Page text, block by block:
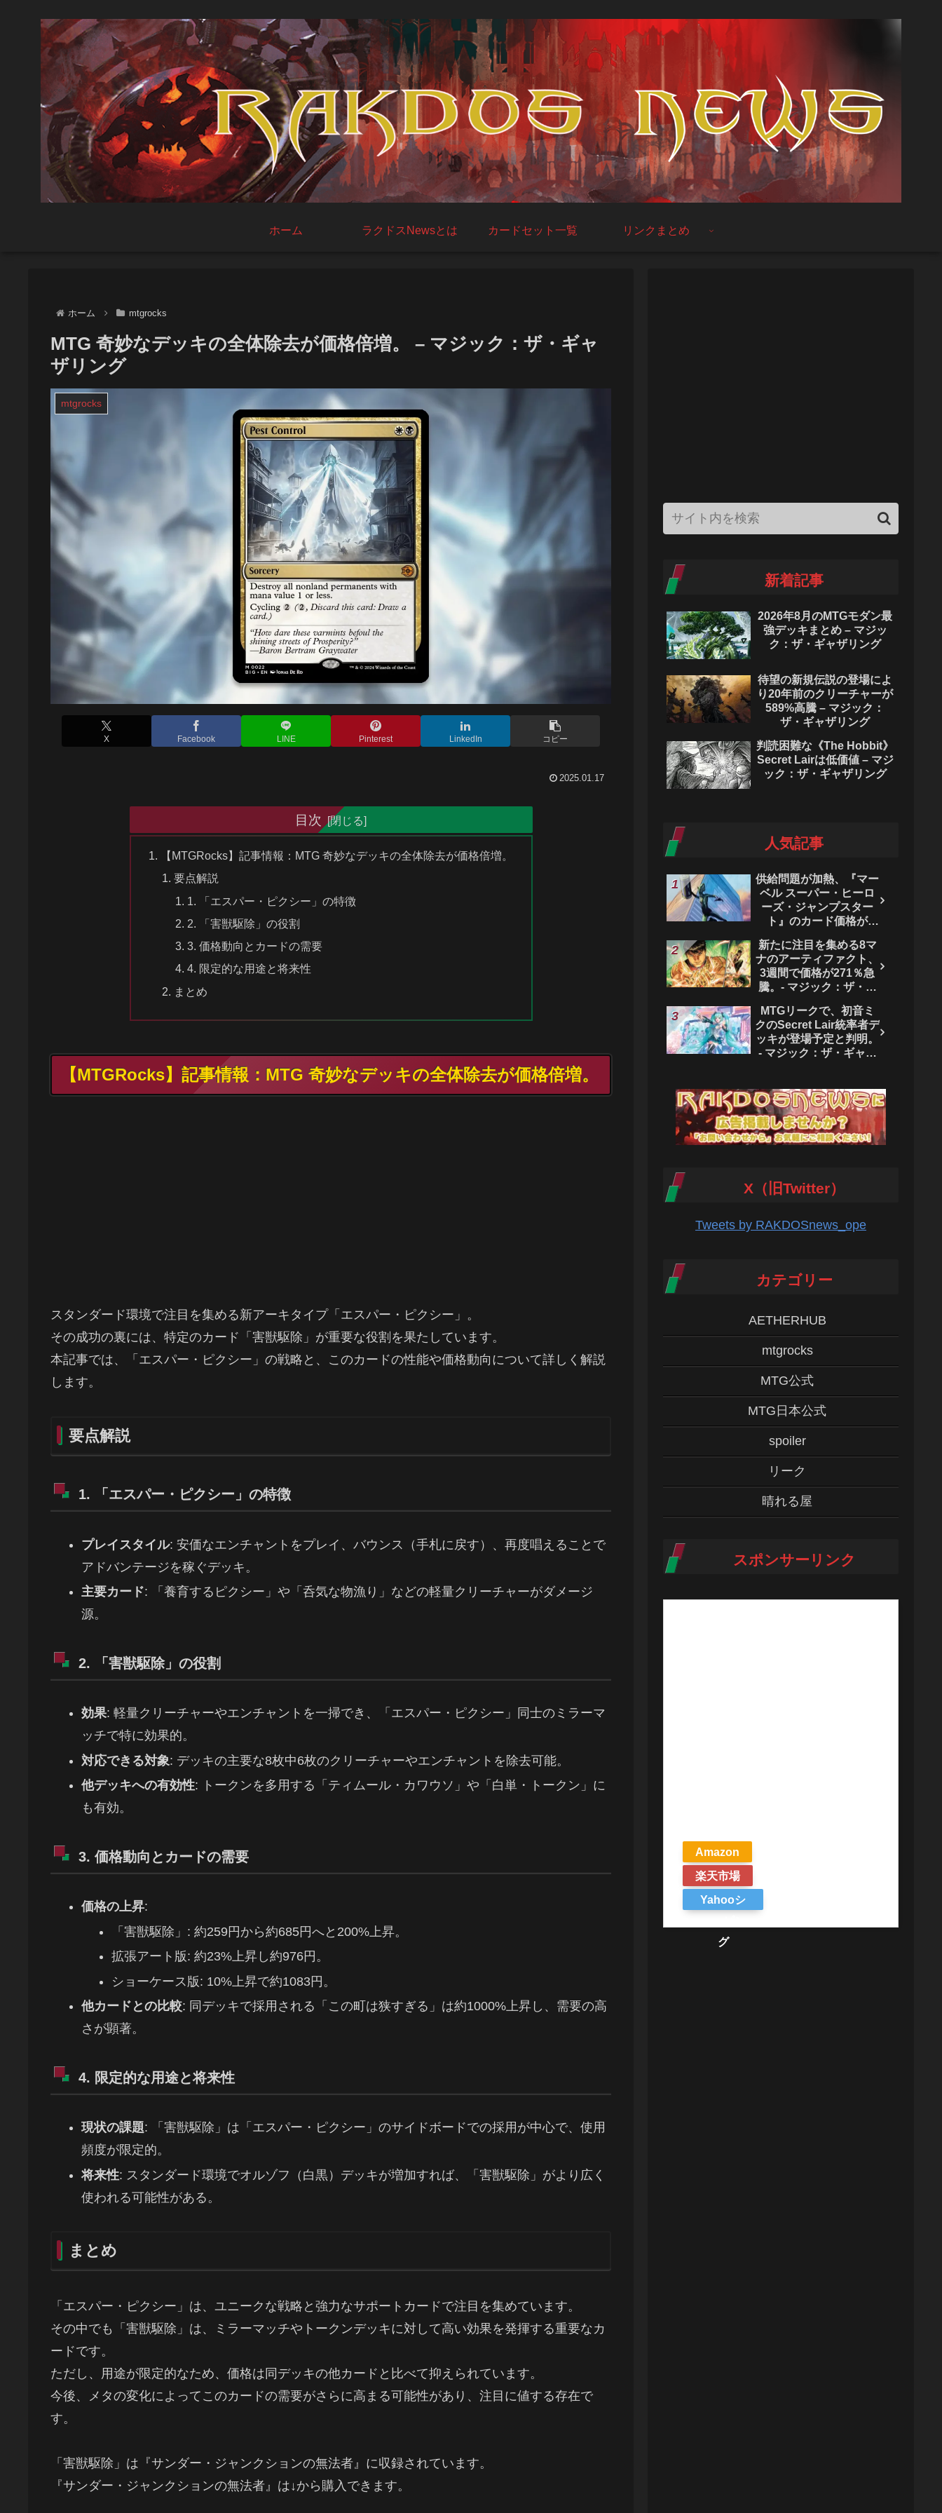
ホーム ラクドスNewsとは カードセット一覧 リンクまとめ
ホーム mtgrocks
MTG 奇妙なデッキの全体除去が価格倍増。 – マジック：ザ・ギャ
ザリング
mtgrocks
X Facebook LINE Pinterest LinkedIn コピー
2025.01.17
目次
【MTGRocks】記事情報：MTG 奇妙なデッキの全体除去が価格倍増。
要点解説
1. 「エスパー・ピクシー」の特徴
2. 「害獣駆除」の役割
3. 価格動向とカードの需要
4. 限定的な用途と将来性
まとめ
【MTGRocks】記事情報：MTG 奇妙なデッキの全体除去が価格倍増。
スタンダード環境で注目を集める新アーキタイプ「エスパー・ピクシー」。
その成功の裏には、特定のカード「害獣駆除」が重要な役割を果たしています。
本記事では、「エスパー・ピクシー」の戦略と、このカードの性能や価格動向について詳しく解説
します。
要点解説
1. 「エスパー・ピクシー」の特徴
プレイスタイル: 安価なエンチャントをプレイ、バウンス（手札に戻す）、再度唱えることで
アドバンテージを稼ぐデッキ。
主要カード: 「養育するピクシー」や「呑気な物漁り」などの軽量クリーチャーがダメージ
源。
2. 「害獣駆除」の役割
効果: 軽量クリーチャーやエンチャントを一掃でき、「エスパー・ピクシー」同士のミラーマ
ッチで特に効果的。
対応できる対象: デッキの主要な8枚中6枚のクリーチャーやエンチャントを除去可能。
他デッキへの有効性: トークンを多用する「ティムール・カワウソ」や「白単・トークン」に
も有効。
3. 価格動向とカードの需要
価格の上昇:
「害獣駆除」: 約259円から約685円へと200%上昇。
拡張アート版: 約23%上昇し約976円。
ショーケース版: 10%上昇で約1083円。
他カードとの比較: 同デッキで採用される「この町は狭すぎる」は約1000%上昇し、需要の高
さが顕著。
4. 限定的な用途と将来性
現状の課題: 「害獣駆除」は「エスパー・ピクシー」のサイドボードでの採用が中心で、使用
頻度が限定的。
将来性: スタンダード環境でオルゾフ（白黒）デッキが増加すれば、「害獣駆除」がより広く
使われる可能性がある。
まとめ
「エスパー・ピクシー」は、ユニークな戦略と強力なサポートカードで注目を集めています。
その中でも「害獣駆除」は、ミラーマッチやトークンデッキに対して高い効果を発揮する重要なカ
ードです。
ただし、用途が限定的なため、価格は同デッキの他カードと比べて抑えられています。
今後、メタの変化によってこのカードの需要がさらに高まる可能性があり、注目に値する存在で
す。
「害獣駆除」は『サンダー・ジャンクションの無法者』に収録されています。
『サンダー・ジャンクションの無法者』は↓から購入できます。
新着記事
2026年8月のMTGモダン最
強デッキまとめ – マジッ
ク：ザ・ギャザリング
待望の新規伝説の登場によ
り20年前のクリーチャーが
589%高騰 – マジック：
ザ・ギャザリング
判読困難な《The Hobbit》
Secret Lairは低価値 – マジ
ック：ザ・ギャザリング
人気記事
供給問題が加熱、『マー
ベル スーパー・ヒーロ
ーズ・ジャンプスター
ト』のカード価格が
ク：ザ・ギャザリング
新たに注目を集める8マ
ナのアーティファクト、
3週間で価格が271％急
騰。- マジック：ザ・ギ
MTGリークで、初音ミ
クのSecret Lair統率者デ
ッキが登場予定と判明。
- マジック：ザ・ギャザ
X（旧Twitter）
Tweets by RAKDOSnews_ope
カテゴリー
AETHERHUB
mtgrocks
MTG公式
MTG日本公式
spoiler
リーク
晴れる屋
スポンサーリンク
Amazon
楽天市場
Yahooシ
グ